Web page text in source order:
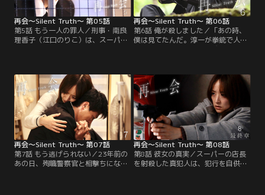
再会～Silent Truth～ 第05話
第5話 もう一人の罪人／刑事・南良
理香子（江口のりこ）は、スーパー
なのか？ そうだとすれば、23年前に
同級生4人で埋めたタイムカプセル
をいつ掘り起こし、凶器の拳銃を持
ち出したのか…。
再会～Silent Truth～ 第06話
第6話 俺が殺しました／「あの時、
僕は見てたんだ。淳一が拳銃で人を
撃ったこと」--。このたび発生した
（渡辺大知）から、≪ずっと隠して
きた23年前の秘密≫を告白された飛
奈淳一（竹内涼真）。直人はこの事
実を他の誰にも口外しないと告げる
が、自らの罪にふたたび直面するこ
とになった淳一の心は…。
再会～Silent Truth～ 第07話
第7話 もう逃げられない／23年前の
あの日、殉職警察官と相撃ちになっ
再会～Silent Truth～ 第08話
第8話 彼女の真実／スーパーの店長
を射殺した真犯人は、犯行を自供し